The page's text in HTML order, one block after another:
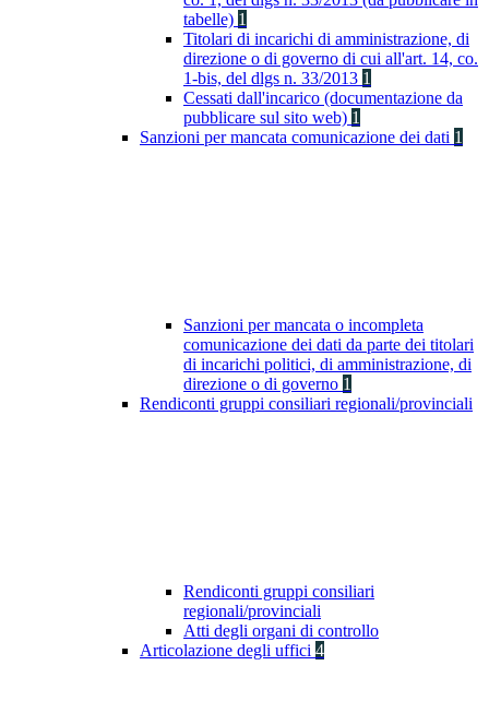
tabelle) 1
Titolari di incarichi di amministrazione, di
direzione o di governo di cui all'art. 14, co.
1-bis, del dlgs n. 33/2013 1
Cessati dall'incarico (documentazione da
pubblicare sul sito web) 1
Sanzioni per mancata comunicazione dei dati 1
Sanzioni per mancata o incompleta
comunicazione dei dati da parte dei titolari
di incarichi politici, di amministrazione, di
direzione o di governo 1
Rendiconti gruppi consiliari regionali/provinciali
Rendiconti gruppi consiliari
regionali/provinciali
Atti degli organi di controllo
Articolazione degli uffici 4